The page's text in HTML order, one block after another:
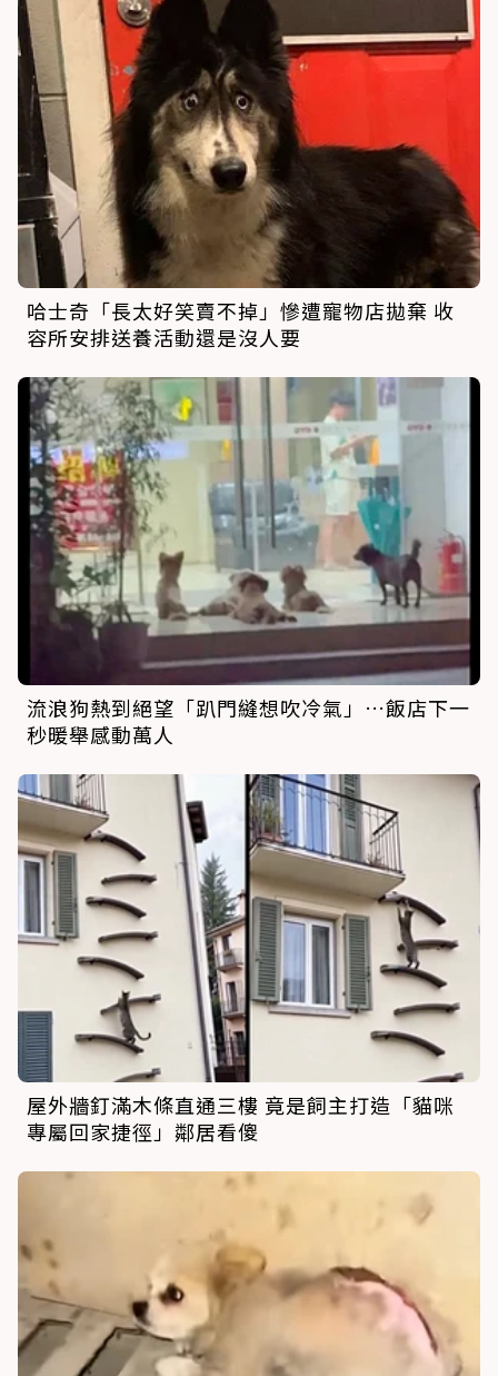
哈士奇「長太好笑賣不掉」慘遭寵物店拋棄 收
容所安排送養活動還是沒人要
流浪狗熱到絕望「趴門縫想吹冷氣」…飯店下一
秒暖舉感動萬人
屋外牆釘滿木條直通三樓 竟是飼主打造「貓咪
專屬回家捷徑」鄰居看傻